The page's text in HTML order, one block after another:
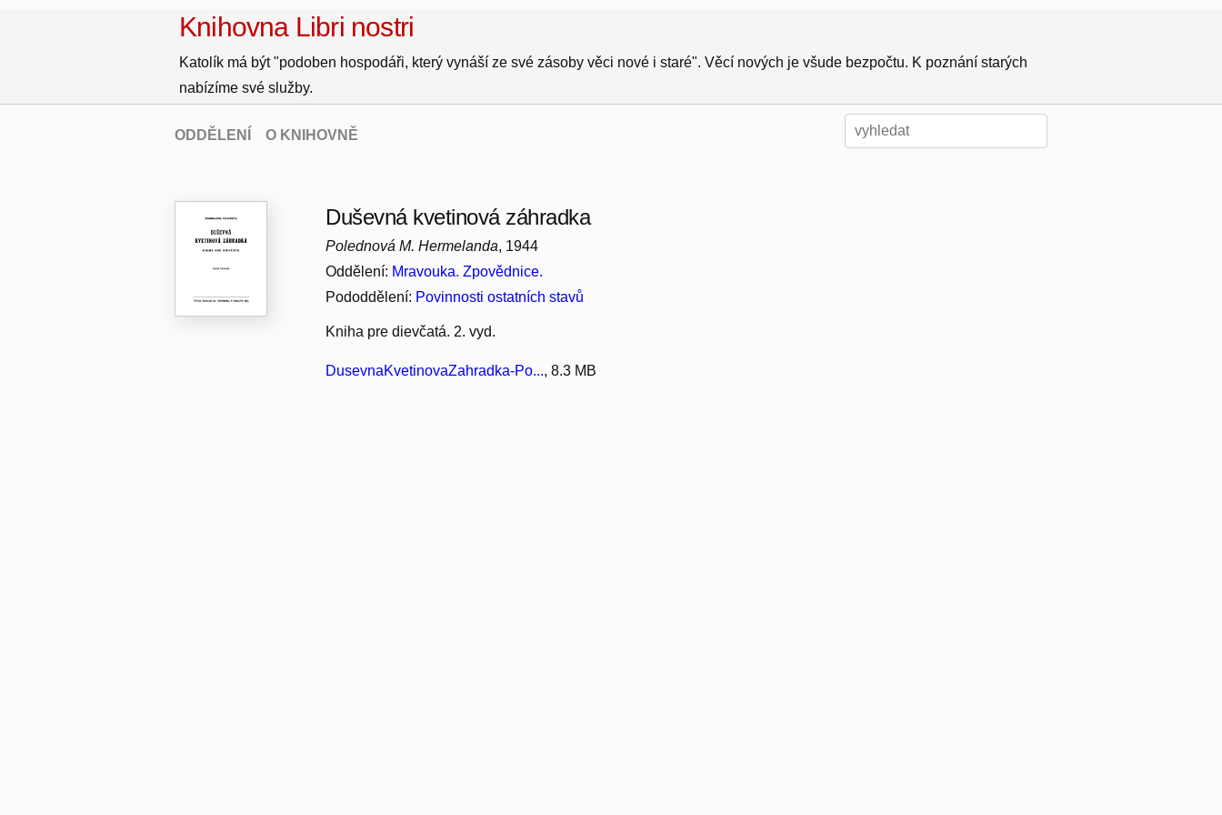
Knihovna Libri nostri
Katolík má být "podoben hospodáři, který vynáší ze své zásoby věci nové i staré". Věcí nových je všude bezpočtu. K poznání starých
nabízíme své služby.
ODDĚLENÍ O KNIHOVNĚ
Duševná kvetinová záhradka
Polednová M. Hermelanda, 1944
Oddělení: Mravouka. Zpovědnice.
Pododdělení: Povinnosti ostatních stavů
Kniha pre dievčatá. 2. vyd.
DusevnaKvetinovaZahradka-Po..., 8.3 MB